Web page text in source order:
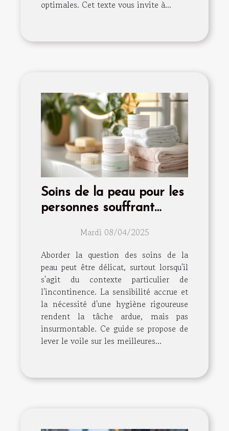
optimales. Cet texte vous invite à...
Soins de la peau pour les
personnes souffrant
Mardi 08/04/2025
Aborder la question des soins de la
peau peut être délicat, surtout lorsqu'il
s'agit du contexte particulier de
l'incontinence. La sensibilité accrue et
la nécessité d'une hygiène rigoureuse
rendent la tâche ardue, mais pas
insurmontable. Ce guide se propose de
lever le voile sur les meilleures...